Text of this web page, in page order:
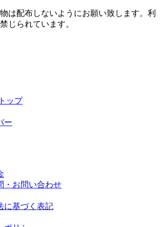
は配布しないようにお願い致します。利
じられています。
ップ
ー
・お問い合わせ
に基づく表記